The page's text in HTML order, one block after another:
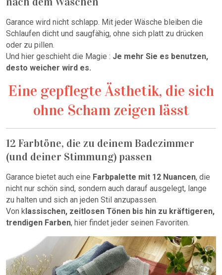
Garance wird nicht schlapp. Mit jeder Wäsche bleiben die
Schlaufen dicht und saugfähig, ohne sich platt zu drücken
oder zu pillen.
Und hier geschieht die Magie : Je mehr Sie es benutzen,
desto weicher wird es.
Eine gepflegte Ästhetik, die sich
ohne Scham zeigen lässt
12 Farbtöne, die zu deinem Badezimmer
(und deiner Stimmung) passen
Garance bietet auch eine Farbpalette mit 12 Nuancen, die
nicht nur schön sind, sondern auch darauf ausgelegt, lange
zu halten und sich an jeden Stil anzupassen.
Von klassischen, zeitlosen Tönen bis hin zu kräftigeren,
trendigen Farben, hier findet jeder seinen Favoriten.